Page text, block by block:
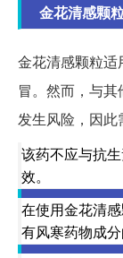
金花清感颗
金花清感颗粒
冒。然而，与
发生风险，因此
该药不应与抗
效。
在使用金花清
有风寒药物成